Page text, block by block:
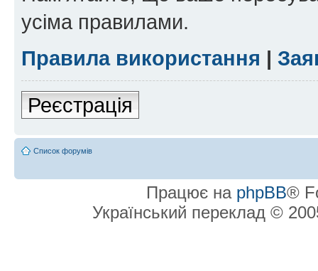
усіма правилами.
Правила використання |
Реєстрація
Список форумів
Працює на phpBB®
Український переклад ©